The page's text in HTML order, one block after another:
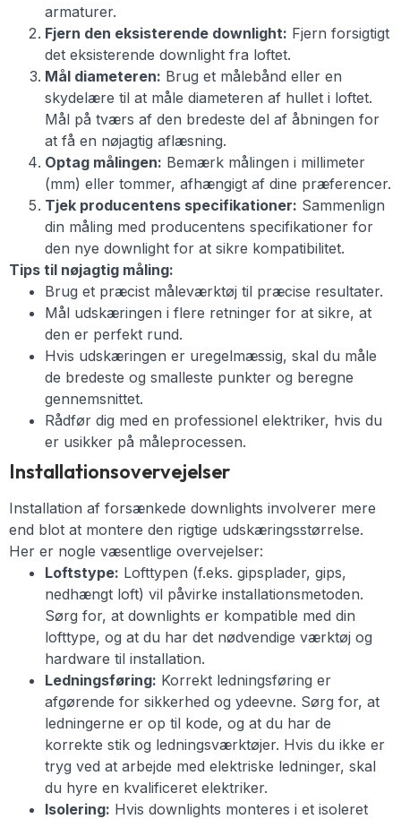
armaturer.
Fjern den eksisterende downlight: Fjern forsigtigt
det eksisterende downlight fra loftet.
Mål diameteren: Brug et målebånd eller en
skydelære til at måle diameteren af hullet i loftet.
Mål på tværs af den bredeste del af åbningen for
at få en nøjagtig aflæsning.
Optag målingen: Bemærk målingen i millimeter
(mm) eller tommer, afhængigt af dine præferencer.
Tjek producentens specifikationer: Sammenlign
din måling med producentens specifikationer for
den nye downlight for at sikre kompatibilitet.
Tips til nøjagtig måling:
Brug et præcist måleværktøj til præcise resultater.
Mål udskæringen i flere retninger for at sikre, at
den er perfekt rund.
Hvis udskæringen er uregelmæssig, skal du måle
de bredeste og smalleste punkter og beregne
gennemsnittet.
Rådfør dig med en professionel elektriker, hvis du
er usikker på måleprocessen.
Installationsovervejelser
Installation af forsænkede downlights involverer mere
end blot at montere den rigtige udskæringsstørrelse.
Her er nogle væsentlige overvejelser:
Loftstype: Lofttypen (f.eks. gipsplader, gips,
nedhængt loft) vil påvirke installationsmetoden.
Sørg for, at downlights er kompatible med din
lofttype, og at du har det nødvendige værktøj og
hardware til installation.
Ledningsføring: Korrekt ledningsføring er
afgørende for sikkerhed og ydeevne. Sørg for, at
ledningerne er op til kode, og at du har de
korrekte stik og ledningsværktøjer. Hvis du ikke er
tryg ved at arbejde med elektriske ledninger, skal
du hyre en kvalificeret elektriker.
Isolering: Hvis downlights monteres i et isoleret